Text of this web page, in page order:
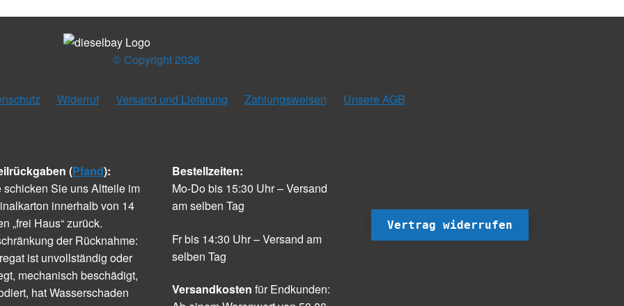
© Copyright 2026
Widerruf Versand und Lieferung Zahlungsweisen Unsere AGB
(Pfand):
schicken Sie uns Altteile im
innerhalb von 14
„frei Haus“ zurück.
der Rücknahme:
ist unvollständig oder
mechanisch beschädigt,
hat Wasserschaden
Bestellzeiten:
Mo-Do bis 15:30 Uhr – Versand
am selben Tag
Fr bis 14:30 Uhr – Versand am
selben Tag
Versandkosten für Endkunden:
Vertrag widerrufen